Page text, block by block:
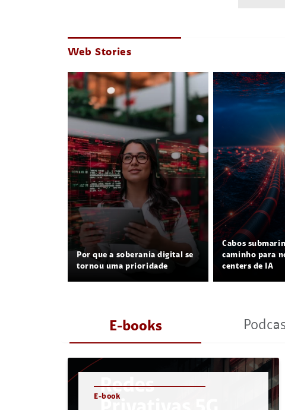
Web Stories
Por que a soberania digital se
tornou uma prioridade
Cabos
caminho para
centers de IA
E-books
E-book